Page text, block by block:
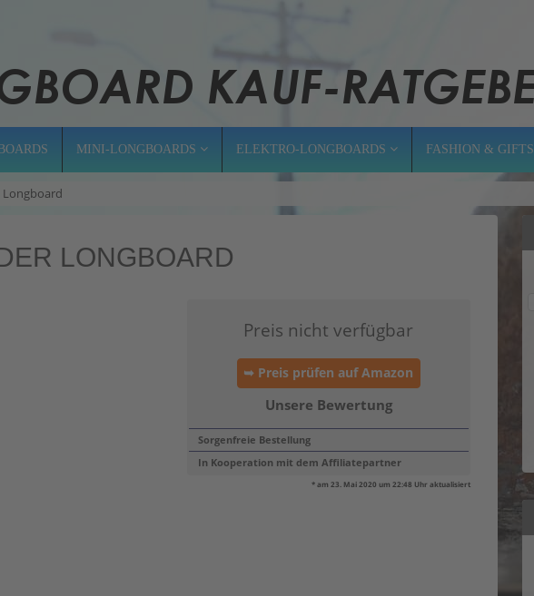
MINI-LONGBOARDS ELEKTRO-LONGBOARDS FASHION & GIFTS
Longboard
LONGBOARD
Preis nicht verfügbar
➥ Preis prüfen auf Amazon
Unsere Bewertung
Sorgenfreie Bestellung
In Kooperation mit dem Affiliatepartner
* am 23. Mai 2020 um 22:48 Uhr aktualisiert